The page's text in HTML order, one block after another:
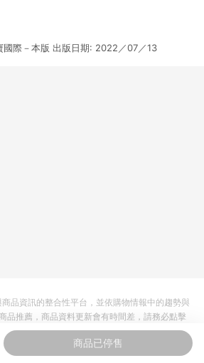
點回饋者 - 購物中心商店之商品：商
/購物金/超贈點/福利金/紅利折抵/折
際－本版 出版日期: 2022／07／13
商品已停售
品資訊的整合性平台，並依購物情報中的趨勢與
品推薦，商品資料更新會有時間差，請務必點擊
現售價與購物條件，一切資訊以合作廠商網頁為